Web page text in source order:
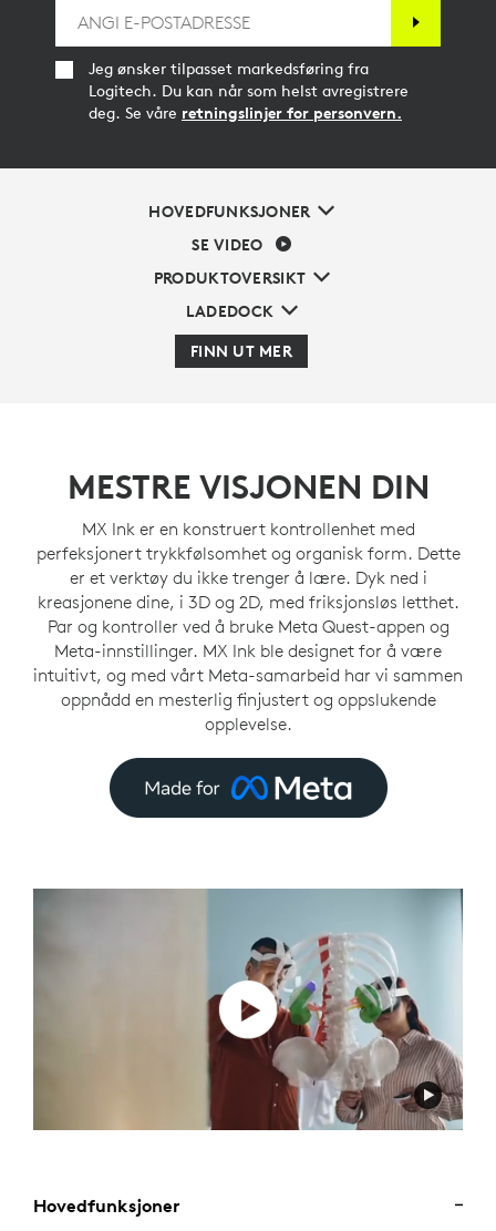
Jeg ønsker tilpasset markedsføring fra
Logitech. Du kan når som helst avregistrere
deg. Se våre retningslinjer for personvern.
HOVEDFUNKSJONER
SE VIDEO
PRODUKTOVERSIKT
LADEDOCK
FINN UT MER
MESTRE VISJONEN DIN
MX Ink er en konstruert kontrollenhet med
perfeksjonert trykkfølsomhet og organisk form. Dette
er et verktøy du ikke trenger å lære. Dyk ned i
kreasjonene dine, i 3D og 2D, med friksjonsløs letthet.
Par og kontroller ved å bruke Meta Quest-appen og
Meta-innstillinger. MX Ink ble designet for å være
intuitivt, og med vårt Meta-samarbeid har vi sammen
oppnådd en mesterlig finjustert og oppslukende
opplevelse.
Hovedfunksjoner